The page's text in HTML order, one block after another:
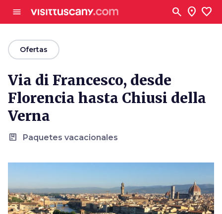
menu search location_on favorite
arrow_backOfertas
Via di Francesco, desde
Florencia hasta Chiusi della
Verna
package Paquetes vacacionales